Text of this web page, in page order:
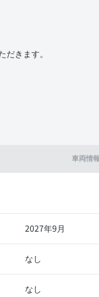
車両情報
2027年9月
なし
なし
きます。